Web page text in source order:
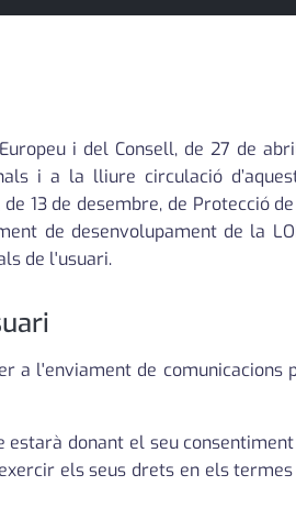
i del Consell, de 27 de
i a la lliure circulació
13 de desembre, de Protecció
de desenvolupament de la
de l'usuari.
a l'enviament de comunicacions
donant el seu
els seus drets en els